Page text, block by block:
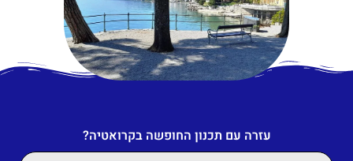
עזרה עם תכנון החופשה בקרואטיה?